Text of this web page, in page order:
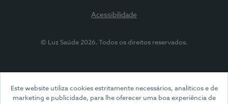
Este website utiliza cookies estritamente necessários, analíticos e de
marketing e publicidade, para lhe oferecer uma boa experiência de
Acessibilidade
© Luz Saúde 2026. Todos os direitos reservados.